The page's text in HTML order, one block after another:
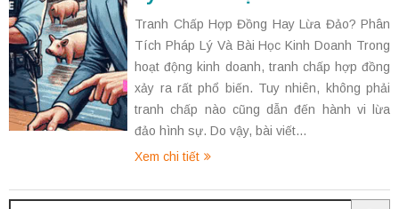
Tranh Chấp Hợp Đồng Hay Lừa Đảo? Phân
Tích Pháp Lý Và Bài Học Kinh Doanh Trong
hoạt động kinh doanh, tranh chấp hợp đồng
xảy ra rất phổ biến. Tuy nhiên, không phải
tranh chấp nào cũng dẫn đến hành vi lừa
đảo hình sự. Do vậy, bài viết...
Xem chi tiết